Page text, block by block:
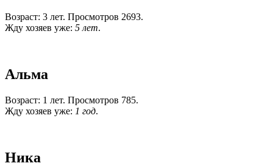
Возраст: 3 лет. Просмотров 2693.
Жду хозяев уже: 5 лет.
Альма
Возраст: 1 лет. Просмотров 785.
Жду хозяев уже: 1 год.
Ника